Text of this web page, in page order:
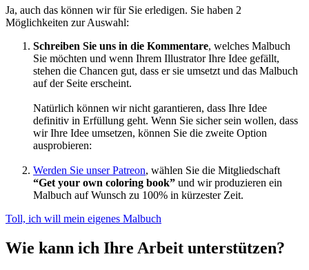
Ja, auch das können wir für Sie erledigen. Sie haben 2
Möglichkeiten zur Auswahl:
Schreiben Sie uns in die Kommentare, welches Malbuch
Sie möchten und wenn Ihrem Illustrator Ihre Idee gefällt,
stehen die Chancen gut, dass er sie umsetzt und das Malbuch
auf der Seite erscheint.
Natürlich können wir nicht garantieren, dass Ihre Idee
definitiv in Erfüllung geht. Wenn Sie sicher sein wollen, dass
wir Ihre Idee umsetzen, können Sie die zweite Option
ausprobieren:
Werden Sie unser Patreon, wählen Sie die Mitgliedschaft
“Get your own coloring book” und wir produzieren ein
Malbuch auf Wunsch zu 100% in kürzester Zeit.
Toll, ich will mein eigenes Malbuch
Wie kann ich Ihre Arbeit unterstützen?